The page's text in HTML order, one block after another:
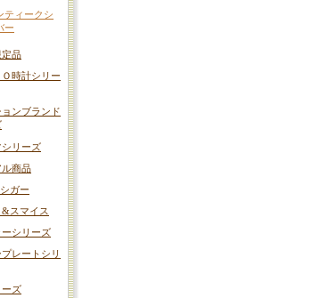
ティークシ
ー
定品
Ｏ時計シリー
ンブランド
シリーズ
ル商品
ガー
スマイス
シリーズ
レートシリ
ーズ